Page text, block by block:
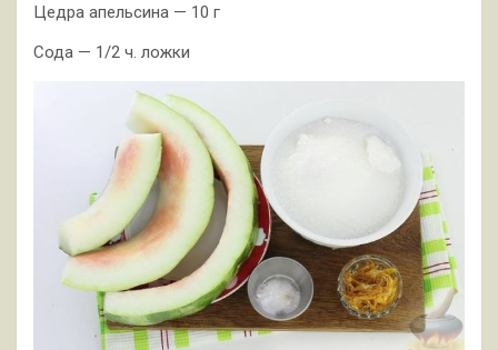
Цедра апельсина — 10 г
Сода — 1/2 ч. ложки